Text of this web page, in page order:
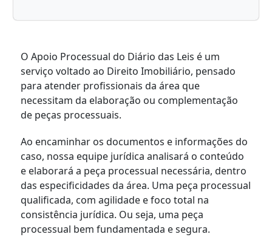
O Apoio Processual do Diário das Leis é um
serviço voltado ao Direito Imobiliário, pensado
para atender profissionais da área que
necessitam da elaboração ou complementação
de peças processuais.
Ao encaminhar os documentos e informações do
caso, nossa equipe jurídica analisará o conteúdo
e elaborará a peça processual necessária, dentro
das especificidades da área. Uma peça processual
qualificada, com agilidade e foco total na
consistência jurídica. Ou seja, uma peça
processual bem fundamentada e segura.